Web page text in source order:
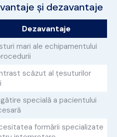
și dezavantaje
Dezavantaje
mari ale echipamentului
scăzut al țesuturilor
specială a pacientului
formării specializate